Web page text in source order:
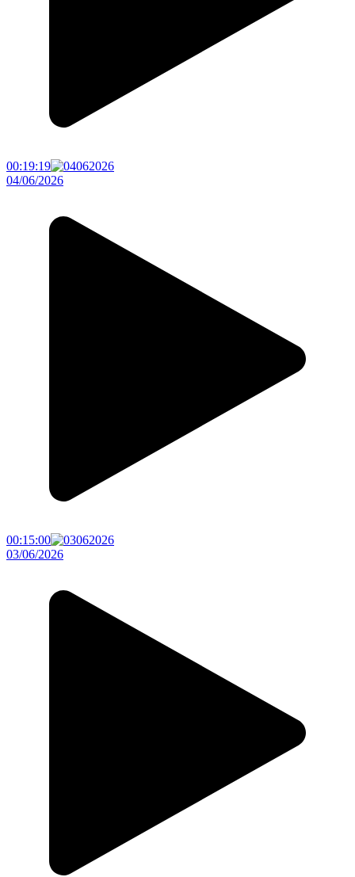
00:19:19
04/06/2026
00:15:00
03/06/2026